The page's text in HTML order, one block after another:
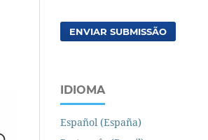
ENVIAR SUBMISSÃO
IDIOMA
Español (España)